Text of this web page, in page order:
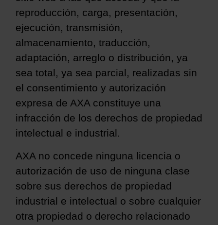
reproducción, carga, presentación,
ejecución, transmisión,
almacenamiento, traducción,
adaptación, arreglo o distribución, ya
sea total, ya sea parcial, realizadas sin
el consentimiento y autorización
expresa de AXA constituye una
infracción de los derechos de propiedad
intelectual e industrial.
AXA no concede ninguna licencia o
autorización de uso de ninguna clase
sobre sus derechos de propiedad
industrial e intelectual o sobre cualquier
otra propiedad o derecho relacionado